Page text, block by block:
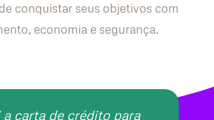
conquistar seus objetivos com
economia e segurança.
a carta de crédito para